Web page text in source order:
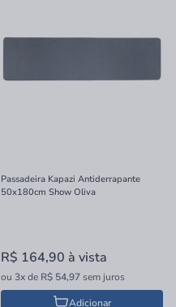
Passadeira Kapazi Antiderrapante
50x180cm Show Oliva
R$ 164,90 à vista
ou 3xde R$ 54,97sem juros
Adicionar